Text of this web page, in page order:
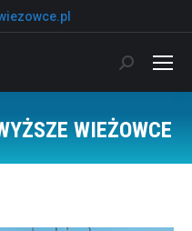
Szukaj:
WIEŻOWCE